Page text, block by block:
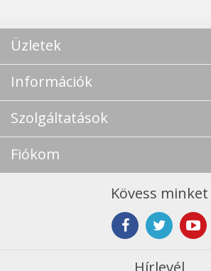
Üzletek
Információk
Szolgáltatások
Fiókom
Kövess minket
Hírlevél